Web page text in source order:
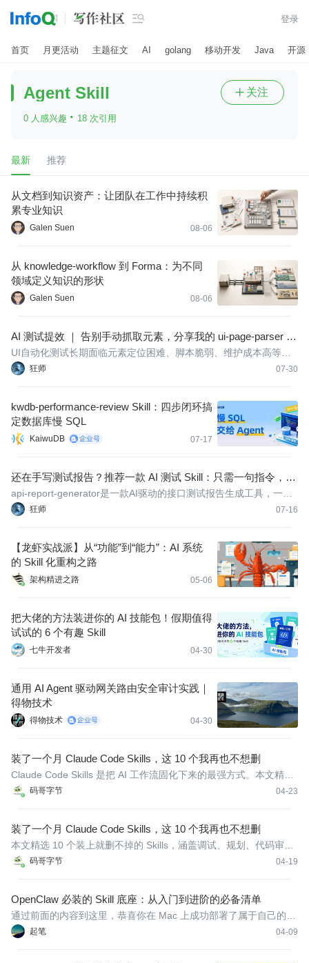
 登录
首页 月更活动 主题征文 AI golang 移动开发 Java 开源
Agent Skill
0 人感兴趣 · 18 次引用
 关注
最新 推荐
从文档到知识资产：让团队在工作中持续积
累专业知识
Galen Suen 08-06
从 knowledge-workflow 到 Forma：为不同
领域定义知识的形状
Galen Suen 08-06
AI 测试提效 ｜ 告别手动抓取元素，分享我的 ui-page-parser +
Skill UI 自动化提效方案
狂师 07-30
UI自动化测试长期面临元素定位困难、脚本脆弱、维护成本高等痛
点。本文提出用AI技能链（ui-page-parser等）实现全流程自动化，
kwdb-performance-review Skill：四步闭环搞
定数据库慢 SQL
KaiwuDB 07-17
还在手写测试报告？推荐一款 AI 测试 Skill：只需一句指令，自
动生成专业定制化测试报告！
狂师 07-16
api-report-generator是一款AI驱动的接口测试报告生成工具，一句
指令即可将执行数据自动转化为含11大专业分区、风险分级、优化
【龙虾实战派】从“功能”到“能力”：AI 系统
的 Skill 化重构之路
架构精进之路 05-06
把大佬的方法装进你的 AI 技能包！假期值得
试试的 6 个有趣 Skill
七牛开发者 04-30
通用 AI Agent 驱动网关路由安全审计实践｜
得物技术
得物技术 04-30
装了一个月 Claude Code Skills，这 10 个我再也不想删
码哥字节 04-23
Claude Code Skills 是把 AI 工作流固化下来的最强方式。本文精选
10 个装上就删不掉的 Skills，涵盖调试、规划、代码审查、并行 Ag
装了一个月 Claude Code Skills，这 10 个我再也不想删
码哥字节 04-19
本文精选 10 个装上就删不掉的 Skills，涵盖调试、规划、代码审
查、并行 Agent，每个附真实使用场景和效果对比。
OpenClaw 必装的 Skill 底座：从入门到进阶的必备清单
起笔 04-09
通过前面的内容到这里，恭喜你在 Mac 上成功部署了属于自己的 O
penClaw。作为一个强大的多智能体系统，它的核心威力在于不断